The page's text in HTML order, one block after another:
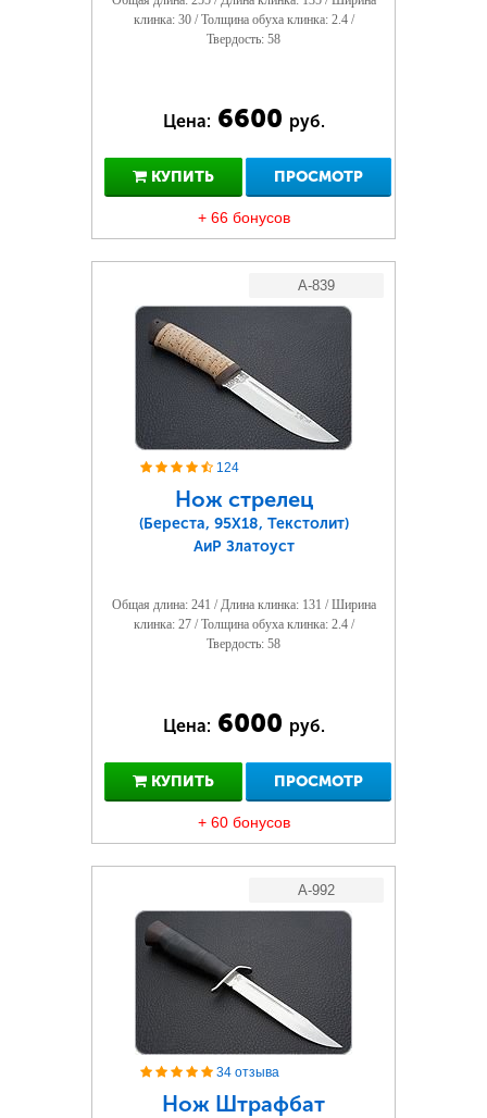
клинка: 30 / Толщина обуха клинка: 2.4 /
Твердость: 58
Цена: 6600 руб.
КУПИТЬ ПРОСМОТР
+ 66 бонусов
A-839
124
Нож стрелец
(Береста, 95Х18, Текстолит)
АиР Златоуст
Общая длина: 241 / Длина клинка: 131 / Ширина
клинка: 27 / Толщина обуха клинка: 2.4 /
Твердость: 58
Цена: 6000 руб.
КУПИТЬ ПРОСМОТР
+ 60 бонусов
A-992
34 отзыва
Нож Штрафбат